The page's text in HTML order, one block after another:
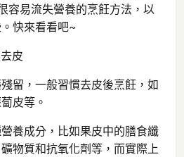
容易流失營養的烹飪方法，以
快來看看吧~
皮
留，一般習慣去皮後烹飪，如
皮等。
養成分，比如果皮中的膳食纖
物質和抗氧化劑等，而實際上